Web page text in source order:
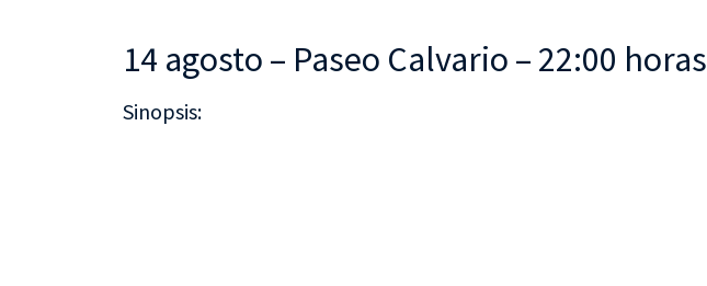
14 agosto – Paseo Calvario – 22:00 horas
Sinopsis: